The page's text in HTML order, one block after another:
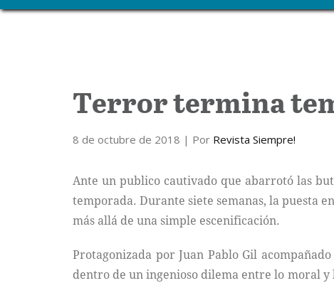
Terror termina
8 de octubre de 2018 | Por Revista Siempre!
Ante un publico cautivado que abarrotó las
temporada. Durante siete semanas, la puesta
más allá de una simple escenificación.
Protagonizada por Juan Pablo Gil
dentro de un ingenioso dilema entre lo moral